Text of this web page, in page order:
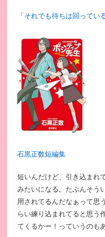
「それでも待ちは回ってい
石黒正数短編集
短いんだけど、引き込まれ
みたいになる。たぶんそう
用されてるんだなぁって思
らい練り込まれてると思う
てくるかー！っていうのも